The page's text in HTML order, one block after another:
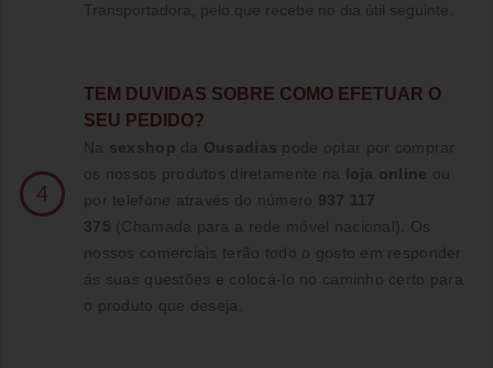
Transportadora, pelo que recebe no dia útil seguinte.
4
TE M DUVIDAS SOBRE COMO EFETUAR O
SEU PEDIDO?
Na sexshop da Ousadias pode optar por comprar
os nossos produtos diretamente na loja online ou
por telefone através do número 937 117
375 (Chamada para a rede móvel nacional)
. Os
nossos comerciais terão todo o gosto em responder
ás suas questões e colocá-lo no caminho certo para
o produto que deseja.